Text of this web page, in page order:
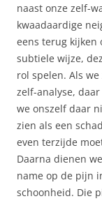
naast onze zelf-
kwaadaardige
eens terug kijken
subtiele wijze,
rol spelen. Als
zelf-analyse,
we onszelf daar
zien als een
even terzijde
Daarna dienen
name op de pijn
schoonheid. Die